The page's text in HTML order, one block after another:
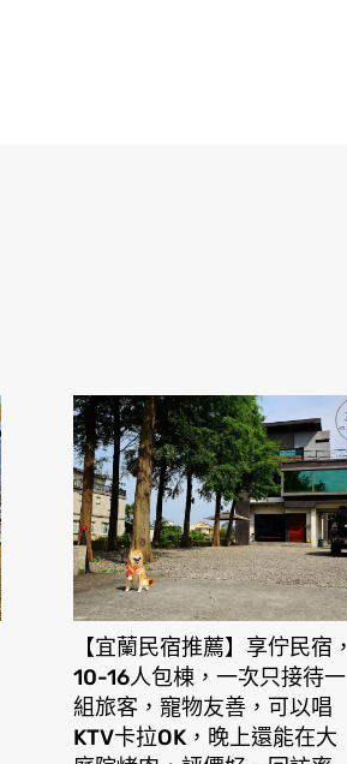
【宜蘭民宿推薦】享佇民宿，
10-16人包棟，一次只接待一
組旅客，寵物友善，可以唱
KTV卡拉OK，晚上還能在大